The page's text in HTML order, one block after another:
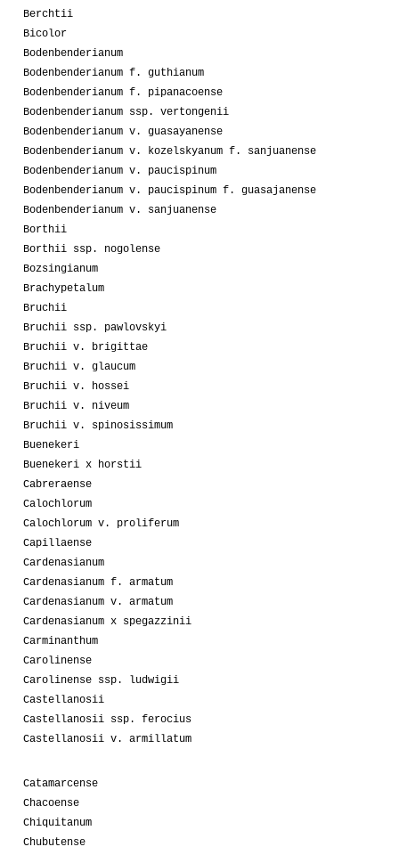
Berchtii
Bicolor
Bodenbenderianum
Bodenbenderianum f. guthianum
Bodenbenderianum f. pipanacoense
Bodenbenderianum ssp. vertongenii
Bodenbenderianum v. guasayanense
Bodenbenderianum v. kozelskyanum f. sanjuanense
Bodenbenderianum v. paucispinum
Bodenbenderianum v. paucispinum f. guasajanense
Bodenbenderianum v. sanjuanense
Borthii
Borthii ssp. nogolense
Bozsingianum
Brachypetalum
Bruchii
Bruchii ssp. pawlovskyi
Bruchii v. brigittae
Bruchii v. glaucum
Bruchii v. hossei
Bruchii v. niveum
Bruchii v. spinosissimum
Buenekeri
Buenekeri x horstii
Cabreraense
Calochlorum
Calochlorum v. proliferum
Capillaense
Cardenasianum
Cardenasianum f. armatum
Cardenasianum v. armatum
Cardenasianum x spegazzinii
Carminanthum
Carolinense
Carolinense ssp. ludwigii
Castellanosii
Castellanosii ssp. ferocius
Castellanosii v. armillatum
Catamarcense
Chacoense
Chiquitanum
Chubutense